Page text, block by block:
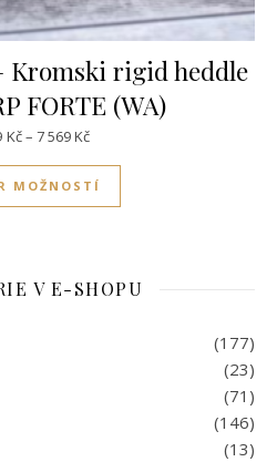
Kromski rigid heddle
FORTE (WA)
Kč– 7 569KčRozpětí cen: 6 329Kč až 7
MOŽNOSTÍ
V E-SHOPU
(177)
(23)
(71)
(146)
(13)